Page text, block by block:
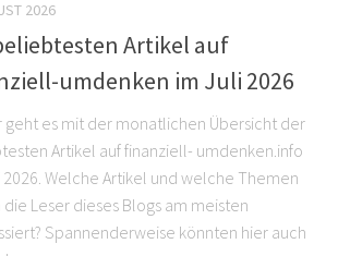
2026
Artikel auf
umdenken im Juli 2026
geht es mit der monatlichen Übersicht der
Artikel auf finanziell- umdenken.info
2026. Welche Artikel und welche Themen
Leser dieses Blogs am meisten
Spannenderweise könnten hier auch